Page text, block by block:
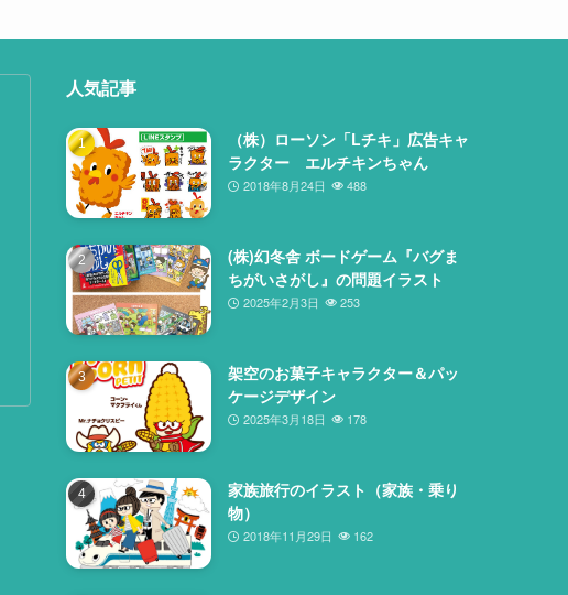
人気記事
（株）ローソン「Lチキ」広告キャ
ラクター エルチキンちゃん
2018年8月24日 488
(株)幻冬舎 ボードゲーム『バグま
ちがいさがし』の問題イラスト
2025年2月3日 253
架空のお菓子キャラクター＆パッ
ケージデザイン
2025年3月18日 178
家族旅行のイラスト（家族・乗り
物）
2018年11月29日 162